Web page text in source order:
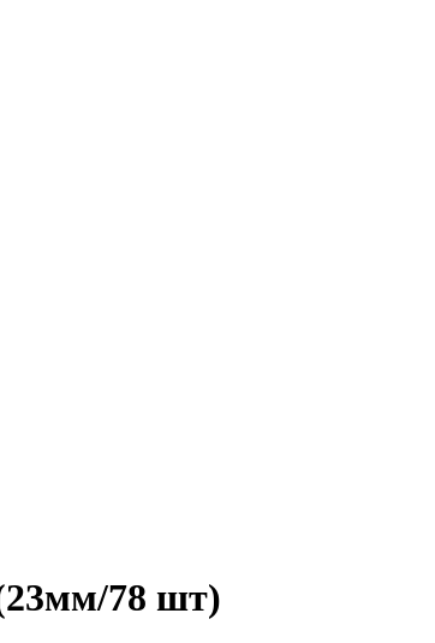
78 шт)